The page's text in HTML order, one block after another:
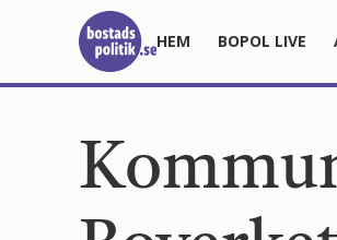
HEM BOPOL LIVE